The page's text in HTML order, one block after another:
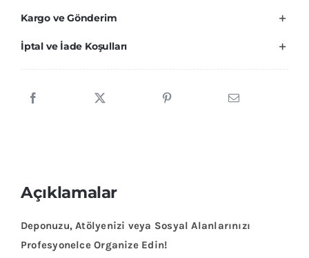
Kargo ve Gönderim
İptal ve İade Koşulları
Açıklamalar
Deponuzu, Atölyenizi veya Sosyal Alanlarınızı
Profesyonelce Organize Edin!